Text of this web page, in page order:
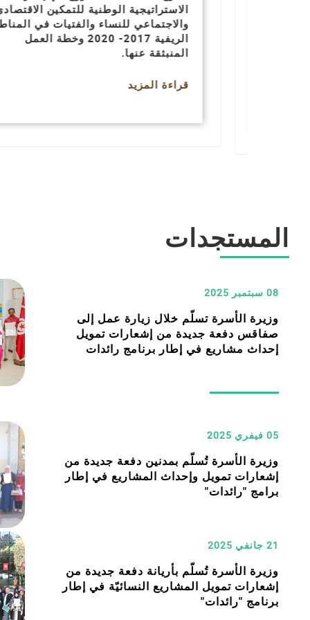
الاستراتيجية الوطنية للتمكين الاقتصادي
والاجتماعي للنساء والفتيات في المناطق
الريفية 2017- 2020 وخطة العمل
المنبثقة عنها.
قراءة المزيد
المستجدات
08 سبتمبر 2025
وزيرة الأسرة تسلّم خلال زيارة عمل إلى
صفاقس دفعة جديدة من إشعارات تمويل
إحداث مشاريع في إطار برنامج رائدات
05 فيفري 2025
وزيرة الأسرة تُسلّم بمدنين دفعة جديدة من
إشعارات تمويل وإحداث المشاريع في إطار
برامج "رائدات"
21 جانفي 2025
وزيرة الأسرة تُسلّم بأريانة دفعة جديدة من
إشعارات تمويل المشاريع النسائيّة في إطار
برنامج "رائدات"